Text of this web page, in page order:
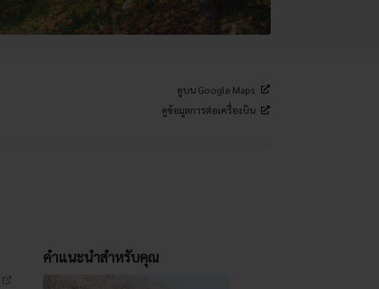
ดูบน Google Maps
ดูข้อมูลการต่อเครื่องบิน
คำแนะนำสำหรับคุณ